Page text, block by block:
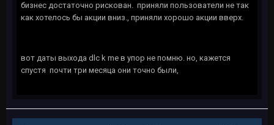
бизнес достаточно рискован. приняли пользователи не так
как хотелось бы акции вниз., приняли хорошо акции вверх.
вот даты выхода dlc k me в упор не помню. но, кажется
спустя почти три месяца они точно были,